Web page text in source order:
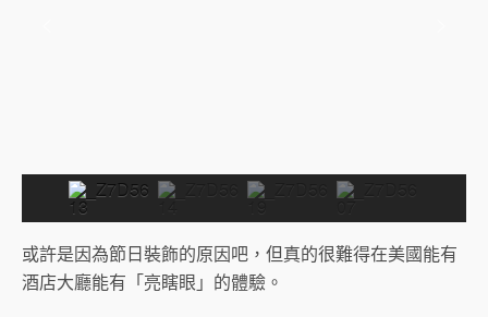
或許是因為節日裝飾的原因吧，但真的很難得在美國能有
酒店大廳能有「亮瞎眼」的體驗。